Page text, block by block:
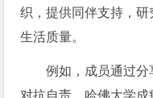
织，提供同伴支持，
生活质量。
例如，成员通过分
对抗自责。哈佛大学